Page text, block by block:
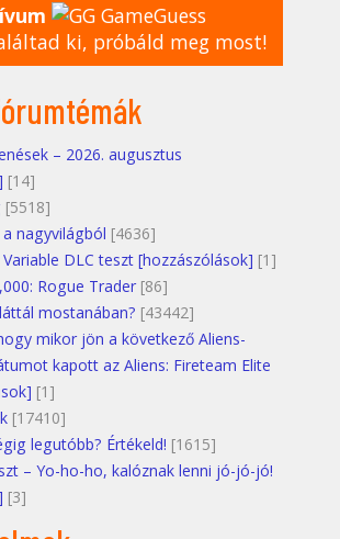
ki, próbáld meg most!
– 2026. augusztus
[14]
[5518]
nagyvilágból [4636]
DLC teszt [hozzászólások] [1]
Rogue Trader [86]
mostanában? [43442]
mikor jön a következő Aliens-
kapott az Aliens: Fireteam Elite
[1]
[17410]
legutóbb? Értékeld! [1615]
– Yo-ho-ho, kalóznak lenni jó-jó-jó!
[3]